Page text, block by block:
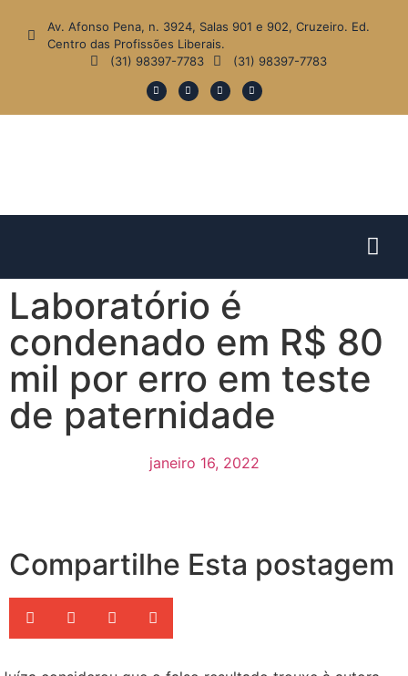
Av. Afonso Pena, n. 3924, Salas 901 e 902, Cruzeiro. Ed.
Centro das Profissões Liberais.
(31) 98397-7783
(31) 98397-7783
Laboratório é
condenado em R$ 80
mil por erro em teste
de paternidade
janeiro 16, 2022
Compartilhe Esta postagem